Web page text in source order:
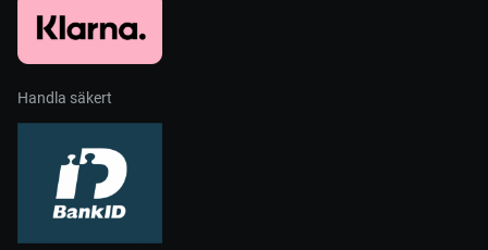
Handla säkert